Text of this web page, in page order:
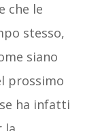
che le
stesso,
siano
prossimo
ha infatti